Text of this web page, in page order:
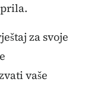
za svoje
vaše